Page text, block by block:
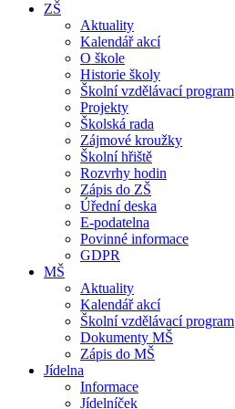
ZŠ
Aktuality
Kalendář akcí
O škole
Historie školy
Školní vzdělávací program
Projekty
Školská rada
Zájmové kroužky
Školní hřiště
Rozvrhy hodin
Zápis do ZŠ
Úřední deska
E-podatelna
Povinné informace
GDPR
MŠ
Aktuality
Kalendář akcí
Školní vzdělávací program
Dokumenty MŠ
Zápis do MŠ
Jídelna
Informace
Jídelníček